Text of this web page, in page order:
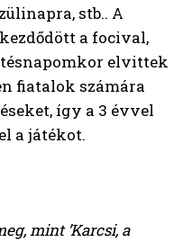
stb.. A
a focival,
elvittek
fiatalok számára
így a 3 évvel
a játékot.
mint ’Karcsi, a